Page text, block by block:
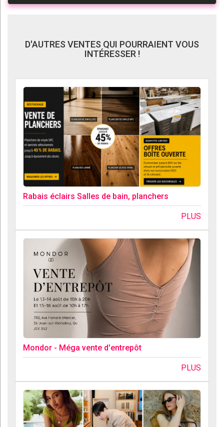
D'AUTRES VENTES QUI POURRAIENT VOUS
INTÉRESSER !
Rabais éclairs Salles de bain, planchers
PLUS
Mondor - Méga vente d'entrepôt
PLUS